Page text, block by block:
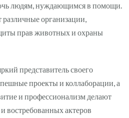
людям, нуждающимся в помощи.
организации,
прав животных и охраны
представитель своего
проекты и коллаборации, а
и профессионализм делают
востребованных актеров